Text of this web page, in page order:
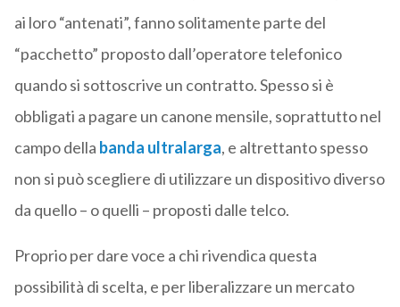
ai loro “antenati”, fanno solitamente parte del
“pacchetto” proposto dall’operatore telefonico
quando si sottoscrive un contratto. Spesso si è
obbligati a pagare un canone mensile, soprattutto nel
campo della banda ultralarga, e altrettanto spesso
non si può scegliere di utilizzare un dispositivo diverso
da quello – o quelli – proposti dalle telco.
Proprio per dare voce a chi rivendica questa
possibilità di scelta, e per liberalizzare un mercato